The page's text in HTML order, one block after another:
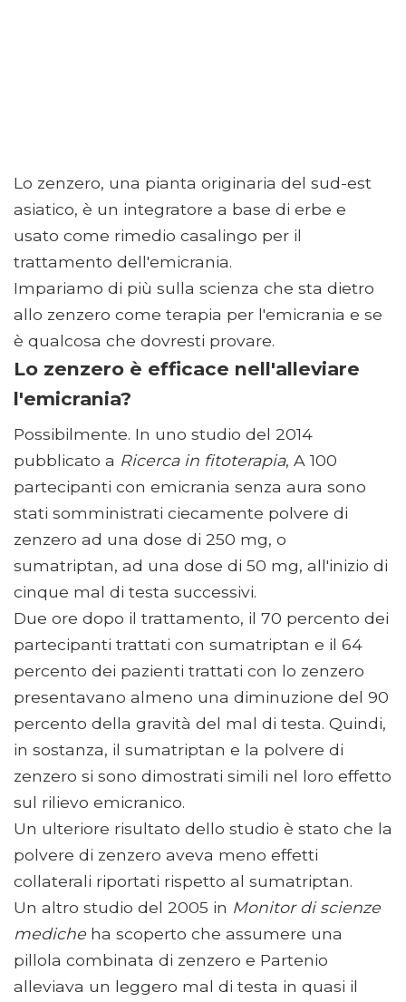
Lo zenzero, una pianta originaria del sud-est
asiatico, è un integratore a base di erbe e
usato come rimedio casalingo per il
trattamento dell'emicrania.
Impariamo di più sulla scienza che sta dietro
allo zenzero come terapia per l'emicrania e se
è qualcosa che dovresti provare.
Lo zenzero è efficace nell'alleviare
l'emicrania?
Possibilmente. In uno studio del 2014
pubblicato a Ricerca in fitoterapia, A 100
partecipanti con emicrania senza aura sono
stati somministrati ciecamente polvere di
zenzero ad una dose di 250 mg, o
sumatriptan, ad una dose di 50 mg, all'inizio di
cinque mal di testa successivi.
Due ore dopo il trattamento, il 70 percento dei
partecipanti trattati con sumatriptan e il 64
percento dei pazienti trattati con lo zenzero
presentavano almeno una diminuzione del 90
percento della gravità del mal di testa. Quindi,
in sostanza, il sumatriptan e la polvere di
zenzero si sono dimostrati simili nel loro effetto
sul rilievo emicranico.
Un ulteriore risultato dello studio è stato che la
polvere di zenzero aveva meno effetti
collaterali riportati rispetto al sumatriptan.
Un altro studio del 2005 in Monitor di scienze
mediche ha scoperto che assumere una
pillola combinata di zenzero e Partenio
alleviava un leggero mal di testa in quasi il